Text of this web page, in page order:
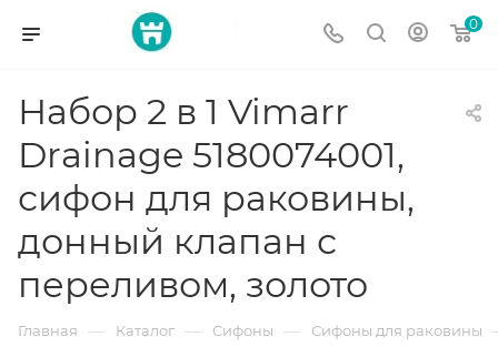
0
Набор 2 в 1 Vimarr
Drainage 5180074001,
сифон для раковины,
донный клапан с
переливом, золото
Главная — Каталог — Сифоны — Сифоны для раковины